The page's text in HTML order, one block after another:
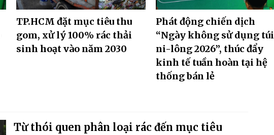
TP.HCM đặt mục tiêu thu
gom, xử lý 100% rác thải
sinh hoạt vào năm 2030
Phát động chiến dịch
“Ngày không sử dụng túi
ni-lông 2026”, thúc đẩy
kinh tế tuần hoàn tại hệ
thống bán lẻ
Từ thói quen phân loại rác đến mục tiêu